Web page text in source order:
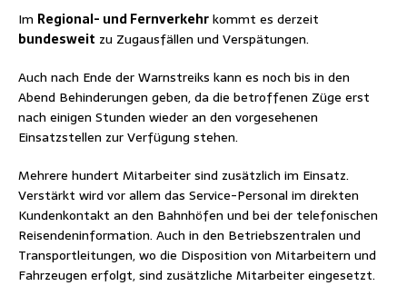
Im Regional- und Fernverkehrkommt es derzeit
bundesweit zu Zugausfällen und Verspätungen.
Auch nach Ende der Warnstreiks kann es noch bis in den
Abend Behinderungen geben, da die betroffenen Züge erst
nach einigen Stunden wieder an den vorgesehenen
Einsatzstellen zur Verfügung stehen.
Mehrere hundert Mitarbeiter sind zusätzlich im Einsatz.
Verstärkt wird vor allem das Service-Personal im direkten
Kundenkontakt an den Bahnhöfen und bei der telefonischen
Reisendeninformation. Auch in den Betriebszentralen und
Transportleitungen, wo die Disposition von Mitarbeitern und
Fahrzeugen erfolgt, sind zusätzliche Mitarbeiter eingesetzt.